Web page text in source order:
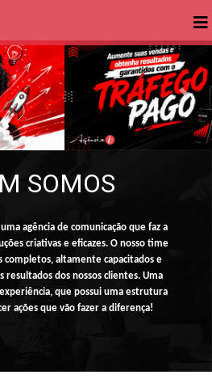
SOMOS
agência de comunicação que faz a
criativas e eficazes. O nosso time
completos, altamente capacitados e
resultados dos nossos clientes. Uma
que possui uma estrutura
ações que vão fazer a diferença!